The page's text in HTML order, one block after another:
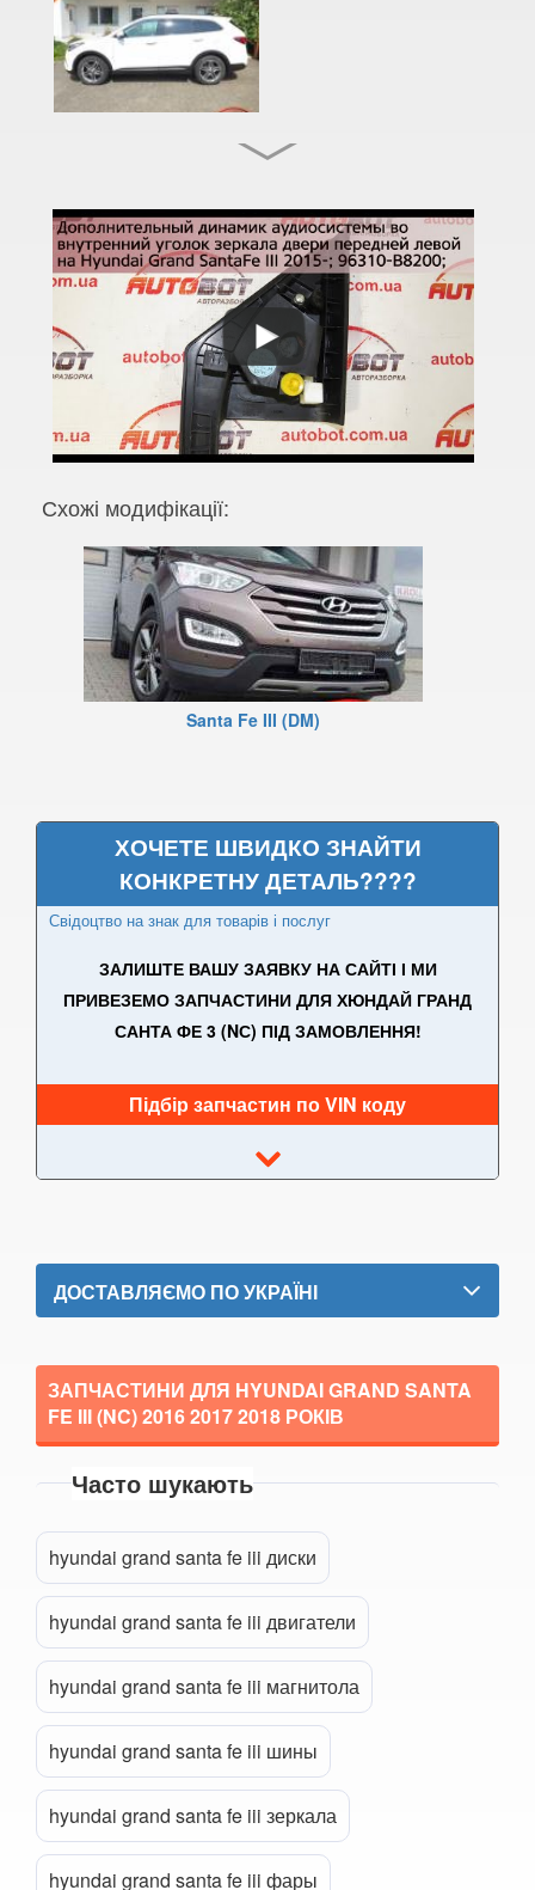
i20 I (PB, PBT)
i20 II (GB)
ix20
i30 II (GDH)
i30 III (PD)
i40 (VF)
ix35 (LM)
ix55 (EN)
Ioniq
Ioniq 5
Ioniq 6
Kona
Kona II
Santa Fe III (DM)
Grand Santa Fe III (NC)
Santa Fe V
Tucson III (TL)
JEEP keyboard_arrow_down
LANCIA keyboard_arrow_down
LAND ROVER keyboard_arrow_down
LEXUS
MASERATI
MAZDA
MERCEDES-BENZ
MINI
MITSUBISHI
NISSAN
Схожі модифікації:
Santa Fe III (DM)
ХОЧЕТЕ ШВИДКО ЗНАЙТИ
КОНКРЕТНУ ДЕТАЛЬ????
Свідоцтво на знак для товарів і послуг
ЗАЛИШТЕ ВАШУ ЗАЯВКУ НА САЙТІ І МИ
ПРИВЕЗЕМО ЗАПЧАСТИНИ ДЛЯ ХЮНДАЙ ГРАНД
САНТА ФЕ 3 (NС) ПІД ЗАМОВЛЕННЯ!
Підбір запчастин по VIN коду
attach_fileПрикріпити файл
ДОСТАВЛЯЄМО ПО УКРАЇНІ
ЗАПЧАСТИНИ ДЛЯ HYUNDAI GRAND SANTA
FE III (NC)2016 2017 2018 РОКІВ
Часто шукають
hyundai grand santa fe iii диски
hyundai grand santa fe iii двигатели
hyundai grand santa fe iii магнитола
hyundai grand santa fe iii шины
hyundai grand santa fe iii зеркала
hyundai grand santa fe iii фары